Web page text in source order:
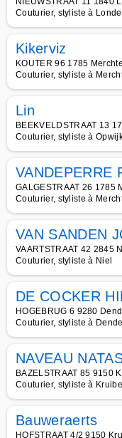
Couturier, styliste à
Kikerviz
KOUTER 96 1785
Couturier, styliste à
Lin
BEEKVELDSTRAAT 13
Couturier, styliste à
VANDEPERRE
GALGESTRAAT 26 1785
Couturier, styliste à
VAN SANDEN
VAARTSTRAAT 42 2845
Couturier, styliste à Niel
DE COCKER
HOGEBRUG 6 9280
Couturier, styliste à
NAVEAU
BAZELSTRAAT 85 9150
Couturier, styliste à
Bauweraerts
HOFSTRAAT 4/2 9150